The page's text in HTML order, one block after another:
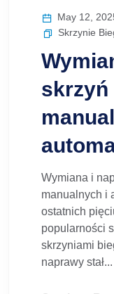
May 12,
Skrzynie
skrzyń
Wymiana i
manualnych i
ostatnich
popularności
skrzyniami
naprawy stał...